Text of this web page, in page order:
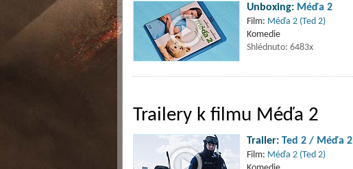
Unboxing: Méďa 2
Film: Méďa 2 (Ted 2)
Komedie
Shlédnuto: 6483x
Trailery k filmu Méďa 2
Trailer: Ted 2 / Méďa 2
Film: Méďa 2 (Ted 2)